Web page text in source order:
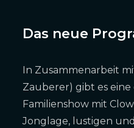
Das neue
In Zusammenarbeit
Zauberer) gibt es
Familienshow mit
Jonglage, lustigen